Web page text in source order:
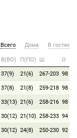
Всего Дома В гостях
В(ВО) П(ПО) Ш О
37(9) 21(6) 267-203 98
37(8) 21(8) 259-218 98
33(13) 21(6) 258-216 98
30(12) 21(10) 258-233 94
30(12) 24(8) 250-230 92